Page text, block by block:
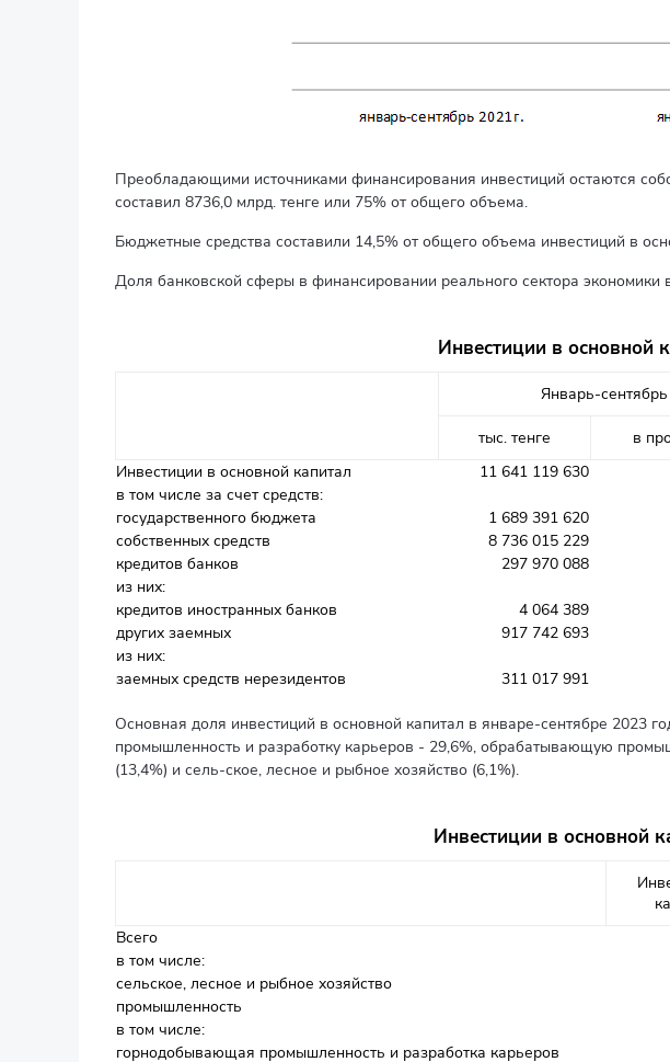
Преобладающими источниками финансирования инвестиций остаются
составил 8736,0 млрд. тенге или 75% от общего объема.
Бюджетные средства составили 14,5% от общего объема инвестиций в
Доля банковской сферы в финансировании реального сектора
Инвестиции в основной
Январь-сентябрь
тыс. тенге в
Инвестиции в основной капитал
11 641 119 630
в том числе за счет средств:
государственного бюджета
1 689 391 620
собственных средств
8 736 015 229
кредитов банков
297 970 088
из них:
кредитов иностранных банков
4 064 389
других заемных
917 742 693
из них:
заемных средств нерезидентов
311 017 991
Основная доля инвестиций в основной капитал в январе-сентябре 2023
промышленность и разработку карьеров - 29,6%, обрабатывающую
(13,4%) и сель-ское, лесное и рыбное хозяйство (6,1%).
Инвестиции в основной
Всего
в том числе:
сельское, лесное и рыбное хозяйство
промышленность
в том числе:
горнодобывающая промышленность и разработка карьеров